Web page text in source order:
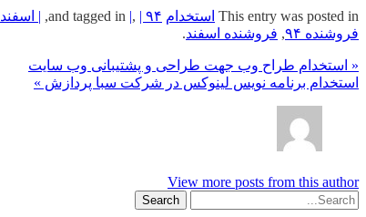
This entry was posted in استخدام |, | ۹۴ , | اسفند
فروشنده ۹۴
, فروشنده اسفند.
« استخدام طراح وب جهت طراحی و پشتیبانی وب سایت
استخدام برنامه نویس لینوکس در شرکت سبا پردازش »
View more posts from this author